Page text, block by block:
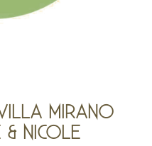
MIRANO
NICOLE